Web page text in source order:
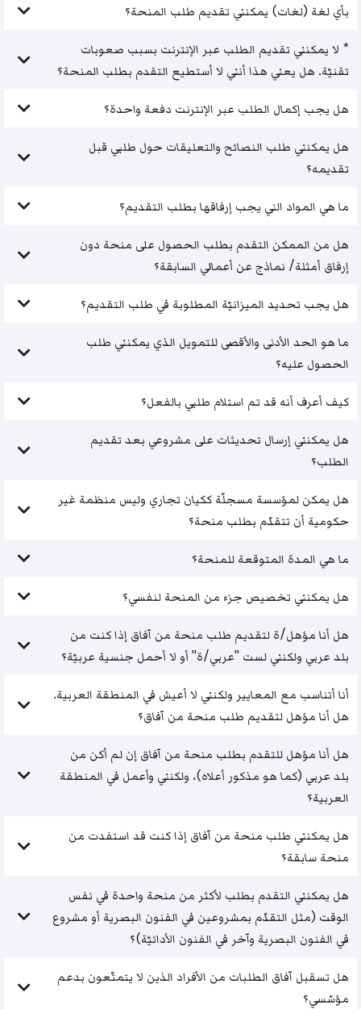
بأي لغة (لغات) يمكنني تقديم طلب المنحة؟
* لا يمكنني تقديم الطلب عبر الإنترنت بسبب صعوبات
تقنيّة. هل يعني هذا أنني لا أستطيع التقدم بطلب المنحة؟
هل يجب إكمال الطلب عبر الإنترنت دفعة واحدة؟
هل يمكنني طلب النصائح والتعليقات حول طلبي قبل
تقديمه؟
ما هي المواد التي يجب إرفاقها بطلب التقديم؟
هل من الممكن التقدم بطلب الحصول على منحة دون
إرفاق أمثلة/ نماذج عن أعمالي السابقة؟
هل يجب تحديد الميزانيّة المطلوبة في طلب التقديم؟
ما هو الحد الأدنى والأقصى للتمويل الذي يمكنني طلب
الحصول عليه؟
كيف أعرف أنه قد تم استلام طلبي بالفعل؟
هل يمكنني إرسال تحديثات على مشروعي بعد تقديم
الطلب؟
هل يمكن لمؤسسة مسجلّة ككيان تجاري وليس منظمة غير
حكومية أن تتقدّم بطلب منحة؟
ما هي المدة المتوقعة للمنحة؟
هل يمكنني تخصيص جزء من المنحة لنفسي؟
هل أنا مؤهل/ة لتقديم طلب منحة من آفاق إذا كنت من
بلد عربي ولكنني لست "عربي/ة" أو لا أحمل جنسية عربيّة؟
أنا أتناسب مع المعايير ولكنني لا أعيش في المنطقة العربية.
هل أنا مؤهل لتقديم طلب منحة من آفاق؟
هل أنا مؤهل للتقدم بطلب منحة من آفاق إن لم أكن من
بلد عربي (كما هو مذكور أعلاه)، ولكنني وأعمل في المنطقة
العربية؟
هل يمكنني طلب منحة من آفاق إذا كنت قد استفدت من
منحة سابقة؟
هل يمكنني التقدم بطلب لأكثر من منحة واحدة في نفس
الوقت (مثل التقدّم بمشروعين في الفنون البصرية أو مشروع
في الفنون البصرية وآخر في الفنون الأدائيّة)؟
هل تسقبل آفاق الطلبات من الأفراد الذين لا يتمتّعون بدعم
مؤسّسي؟